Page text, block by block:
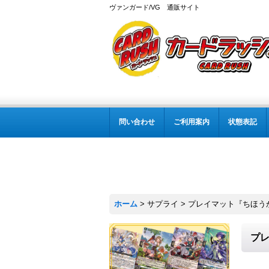
ヴァンガード/VG 通販サイト
問い合わせ ご利用案内 状態表記
ホーム > サプライ > プレイマット『ちほ
プ